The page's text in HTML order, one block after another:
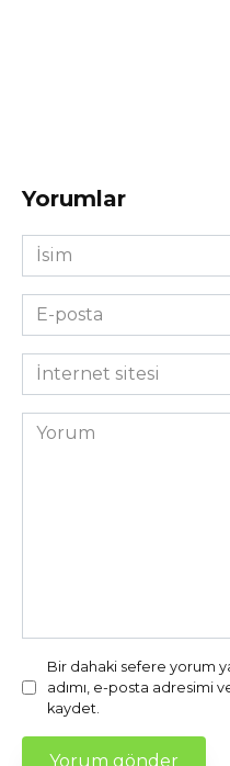
Yorumlar
İsim
*
E-
posta
*İnternet
sitesi
Yorum
Bir dahaki sefere yorum
adımı, e-posta adresimi
kaydet.